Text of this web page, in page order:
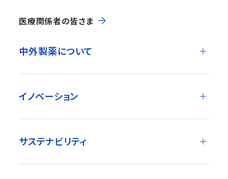
医療関係者の皆さま
中外製薬について
イノベーション
サステナビリティ